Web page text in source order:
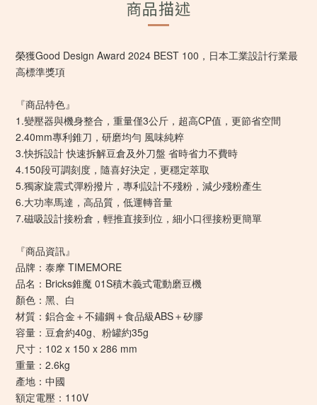
商品描述
榮獲Good Design Award 2024 BEST 100，日本工業設計行業最
高標準獎項
『商品特色』
1.變壓器與機身整合，重量僅3公斤，超高CP值，更節省空間
2.40mm專利錐刀，研磨均勻 風味純粹
3.快拆設計 快速拆解豆倉及外刀盤 省時省力不費時
4.150段可調刻度，隨喜好決定，更穩定萃取
5.獨家旋震式彈粉撥片，專利設計不殘粉，減少殘粉產生
6.大功率馬達，高品質，低運轉音量
7.磁吸設計接粉倉，輕推直接到位，細小口徑接粉更簡單
『商品資訊』
品牌：泰摩 TIMEMORE
品名：Bricks錐魔 01S積木義式電動磨豆機
顏色：黑、白
材質：鋁合金＋不鏽鋼＋食品級ABS＋矽膠
容量：豆倉約40g、粉罐約35g
尺寸：102 x 150 x 286 mm
重量：2.6kg
產地：中國
額定電壓：110V